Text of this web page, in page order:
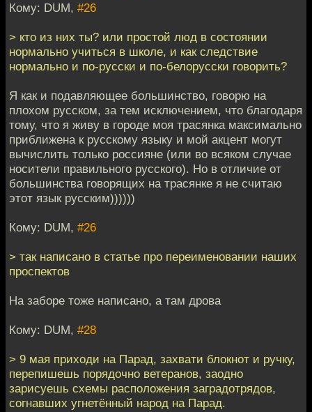
Кому: DUM, #26
> кто из них ты? или простой люд в состоянии
нормально учиться в школе, и как следствие
нормально и по-русски и по-белорусски говорить?
Я как и подавляющее большинство, говорю на
плохом русском, за тем исключением, что благодаря
тому, что я живу в городе моя трасянка максимально
приближена к русскому языку и мой акцент могут
вычислить только россияне (или во всяком случае
носители правильного русского). Но в отличие от
большинства говорящих на трасянке я не считаю
этот язык русским))))))
Кому: DUM, #26
> так написано в статье про переименовании наших
проспектов
На заборе тоже написано, а там дрова
Кому: DUM, #28
> 9 мая приходи на Парад, захвати блокнот и ручку,
перепишешь порядочно ветеранов, заодно
зарисуешь схемы расположения заградотрядов,
согнавших угнетённый народ на Парад.